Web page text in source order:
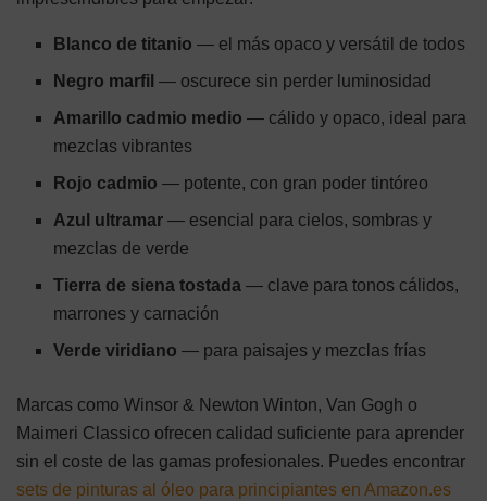
Blanco de titanio — el más opaco y versátil de todos
Negro marfil — oscurece sin perder luminosidad
Amarillo cadmio medio — cálido y opaco, ideal para
mezclas vibrantes
Rojo cadmio — potente, con gran poder tintóreo
Azul ultramar — esencial para cielos, sombras y
mezclas de verde
Tierra de siena tostada — clave para tonos cálidos,
marrones y carnación
Verde viridiano — para paisajes y mezclas frías
Marcas como Winsor & Newton Winton, Van Gogh o
Maimeri Classico ofrecen calidad suficiente para aprender
sin el coste de las gamas profesionales. Puedes encontrar
sets de pinturas al óleo para principiantes en Amazon.es